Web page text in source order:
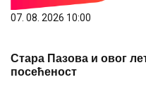
07. 08. 2026 10:00
Стара Пазова и овог
посећеност